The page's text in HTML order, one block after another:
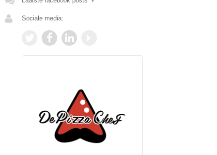
Sociale media: